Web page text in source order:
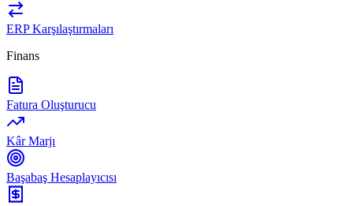
ERP Karşılaştırmaları
Finans
Fatura Oluşturucu
Kâr Marjı
Başabaş Hesaplayıcısı